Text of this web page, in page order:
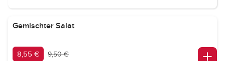
Gemischter Salat
8,55 € 9,50 €